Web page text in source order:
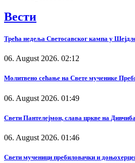
Вести
Трећа недеља Светосавског кампа у
06. August 2026. 02:12
Молитвено сећање на Свете мученике
06. August 2026. 01:49
Свети Пантелејмон, слава цркве на
06. August 2026. 01:46
Свети мученици пребиловачки и